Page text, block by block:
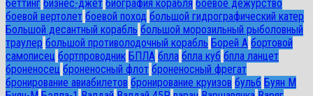
беттинг бизнес-джет биография корабля боевое дежурство
боевой вертолет боевой поход большой гидрографический катер
Большой десантный корабль большой морозильный рыболовный
траулер большой противолодочный корабль Борей А бортовой
самописец бортпроводник БПЛА бпла бпла куб бпла ланцет
броненосец броненосный флот броненосный фрегат
бронирование авиабилетов бронирование круизов бульб Буян М